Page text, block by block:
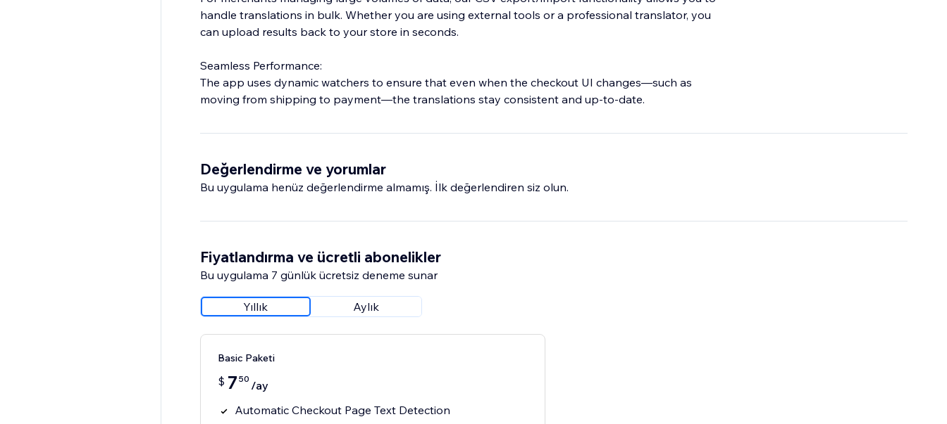
handle translations in bulk. Whether you are using external tools or a professional translator, you
can upload results back to your store in seconds.
Seamless Performance:
The app uses dynamic watchers to ensure that even when the checkout UI changes—such as
moving from shipping to payment—the translations stay consistent and up-to-date.
Değerlendirme ve yorumlar
Bu uygulama henüz değerlendirme almamış. İlk değerlendiren siz olun.
Fiyatlandırma ve ücretli abonelikler
Bu uygulama 7 günlük ücretsiz deneme sunar
Yıllık Aylık
Basic Paketi
$ 7 50 /ay
Automatic Checkout Page Text Detection